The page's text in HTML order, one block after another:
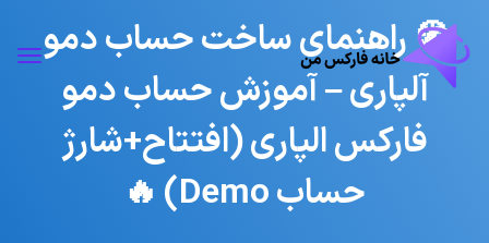
🧭 راهنمای ساخت حساب دمو
آلپاری – آموزش حساب دمو
فارکس الپاری (افتتاح+شارژ
حساب Demo) 🔥